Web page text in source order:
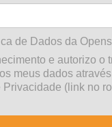
de Dados da
e autorizo o
meus dados
Privacidade (link no